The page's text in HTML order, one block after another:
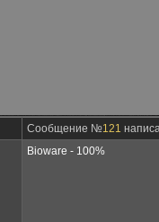
Сообщение №121
Bioware - 100%